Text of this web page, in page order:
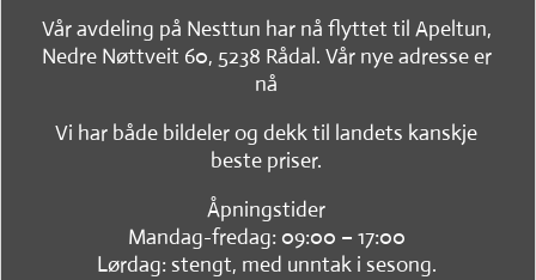
Vår avdeling på Nesttun har nå flyttet til Apeltun,
Nedre Nøttveit 60, 5238 Rådal. Vår nye adresse er
nå
Vi har både bildeler og dekk til landets kanskje
beste priser.
Åpningstider
Mandag-fredag: 09:00 – 17:00
Lørdag: stengt, med unntak i sesong.